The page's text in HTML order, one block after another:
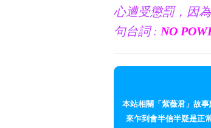
心遭受懲罰，因
句台詞 : NO
本站相關「紫薇君」故
來乍到會半信半疑是正